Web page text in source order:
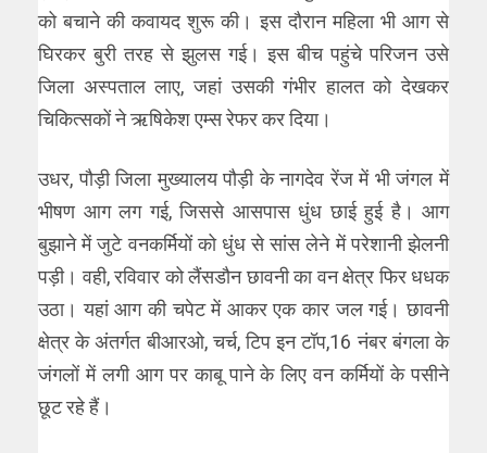
को बचाने की कवायद शुरू की। इस दौरान महिला भी आग से
घिरकर बुरी तरह से झुलस गई। इस बीच पहुंचे परिजन उसे
जिला अस्पताल लाए, जहां उसकी गंभीर हालत को देखकर
चिकित्सकों ने ऋषिकेश एम्स रेफर कर दिया।
उधर, पौड़ी जिला मुख्यालय पौड़ी के नागदेव रेंज में भी जंगल में
भीषण आग लग गई, जिससे आसपास धुंध छाई हुई है। आग
बुझाने में जुटे वनकर्मियों को धुंध से सांस लेने में परेशानी झेलनी
पड़ी। वही, रविवार को लैंसडौन छावनी का वन क्षेत्र फिर धधक
उठा। यहां आग की चपेट में आकर एक कार जल गई। छावनी
क्षेत्र के अंतर्गत बीआरओ, चर्च, टिप इन टॉप,16 नंबर बंगला के
जंगलों में लगी आग पर काबू पाने के लिए वन कर्मियों के पसीने
छूट रहे हैं।